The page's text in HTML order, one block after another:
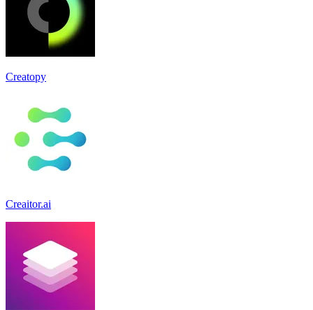
Creatopy
Creaitor.ai